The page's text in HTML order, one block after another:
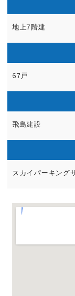
地上7階建
67戸
飛島建設
スカイパーキング